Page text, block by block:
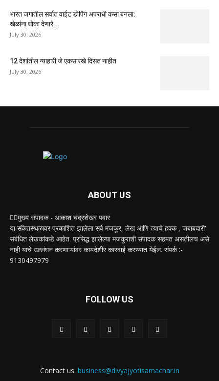
भारत जगातील सर्वात वाईट डोपिंग अपराधी कसा बनला:
खेळांना धोका देणारे...
July 30, 2026
12 देशांतील न्याहारी जे एकसारखे दिसत नाहीत
July 30, 2026
ABOUT US
✍🏻मुख्य संपादक - आकाश चंद्रशेखर पवार
या संकेतस्थळावर प्रकाशित झालेला सर्व मजकूर, लेख आणि त्याचे हक्क , जबाबदारी''
संबंधित लेखकांकडे आहेत. प्रसिद्ध झालेल्या मजकुराशी संपादक सहमत असतीलच असे
नाही याचे उल्लंघन करणाऱ्यांवर कायदेशीर कारवाई करण्यात येईल. संपर्क :-
9130497979
FOLLOW US
Contact us: business@divyajyotisamachar.in